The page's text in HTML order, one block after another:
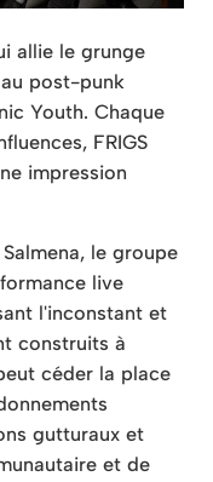
allie le grunge
post-punk
Youth. Chaque
FRIGS
impression
le groupe
live
l'inconstant et
construits à
céder la place
gutturaux et
et de